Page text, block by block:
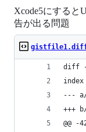
Xcode5にすると
告が出る問題
diff
index
---
+++
@@ -